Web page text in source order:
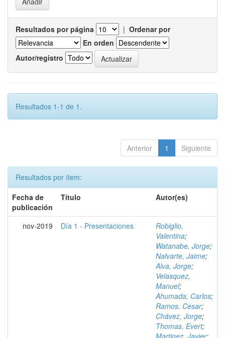
Resultados por página | Ordenar por
En orden
Autor/registro
Resultados 1-1 de 1.
Anterior 1 Siguiente
Resultados por ítem:
Fecha de
publicación
Título Autor(es)
nov-2019 Día 1 - Presentaciones
Robiglio,
Valentina;
Watanabe, Jorge;
Nalvarte, Jaime;
Alva, Jorge;
Velasquez,
Manuel;
Ahumada, Carlos;
Ramos, Cesar;
Chávez, Jorge;
Thomas, Evert;
Martinez, Javier;